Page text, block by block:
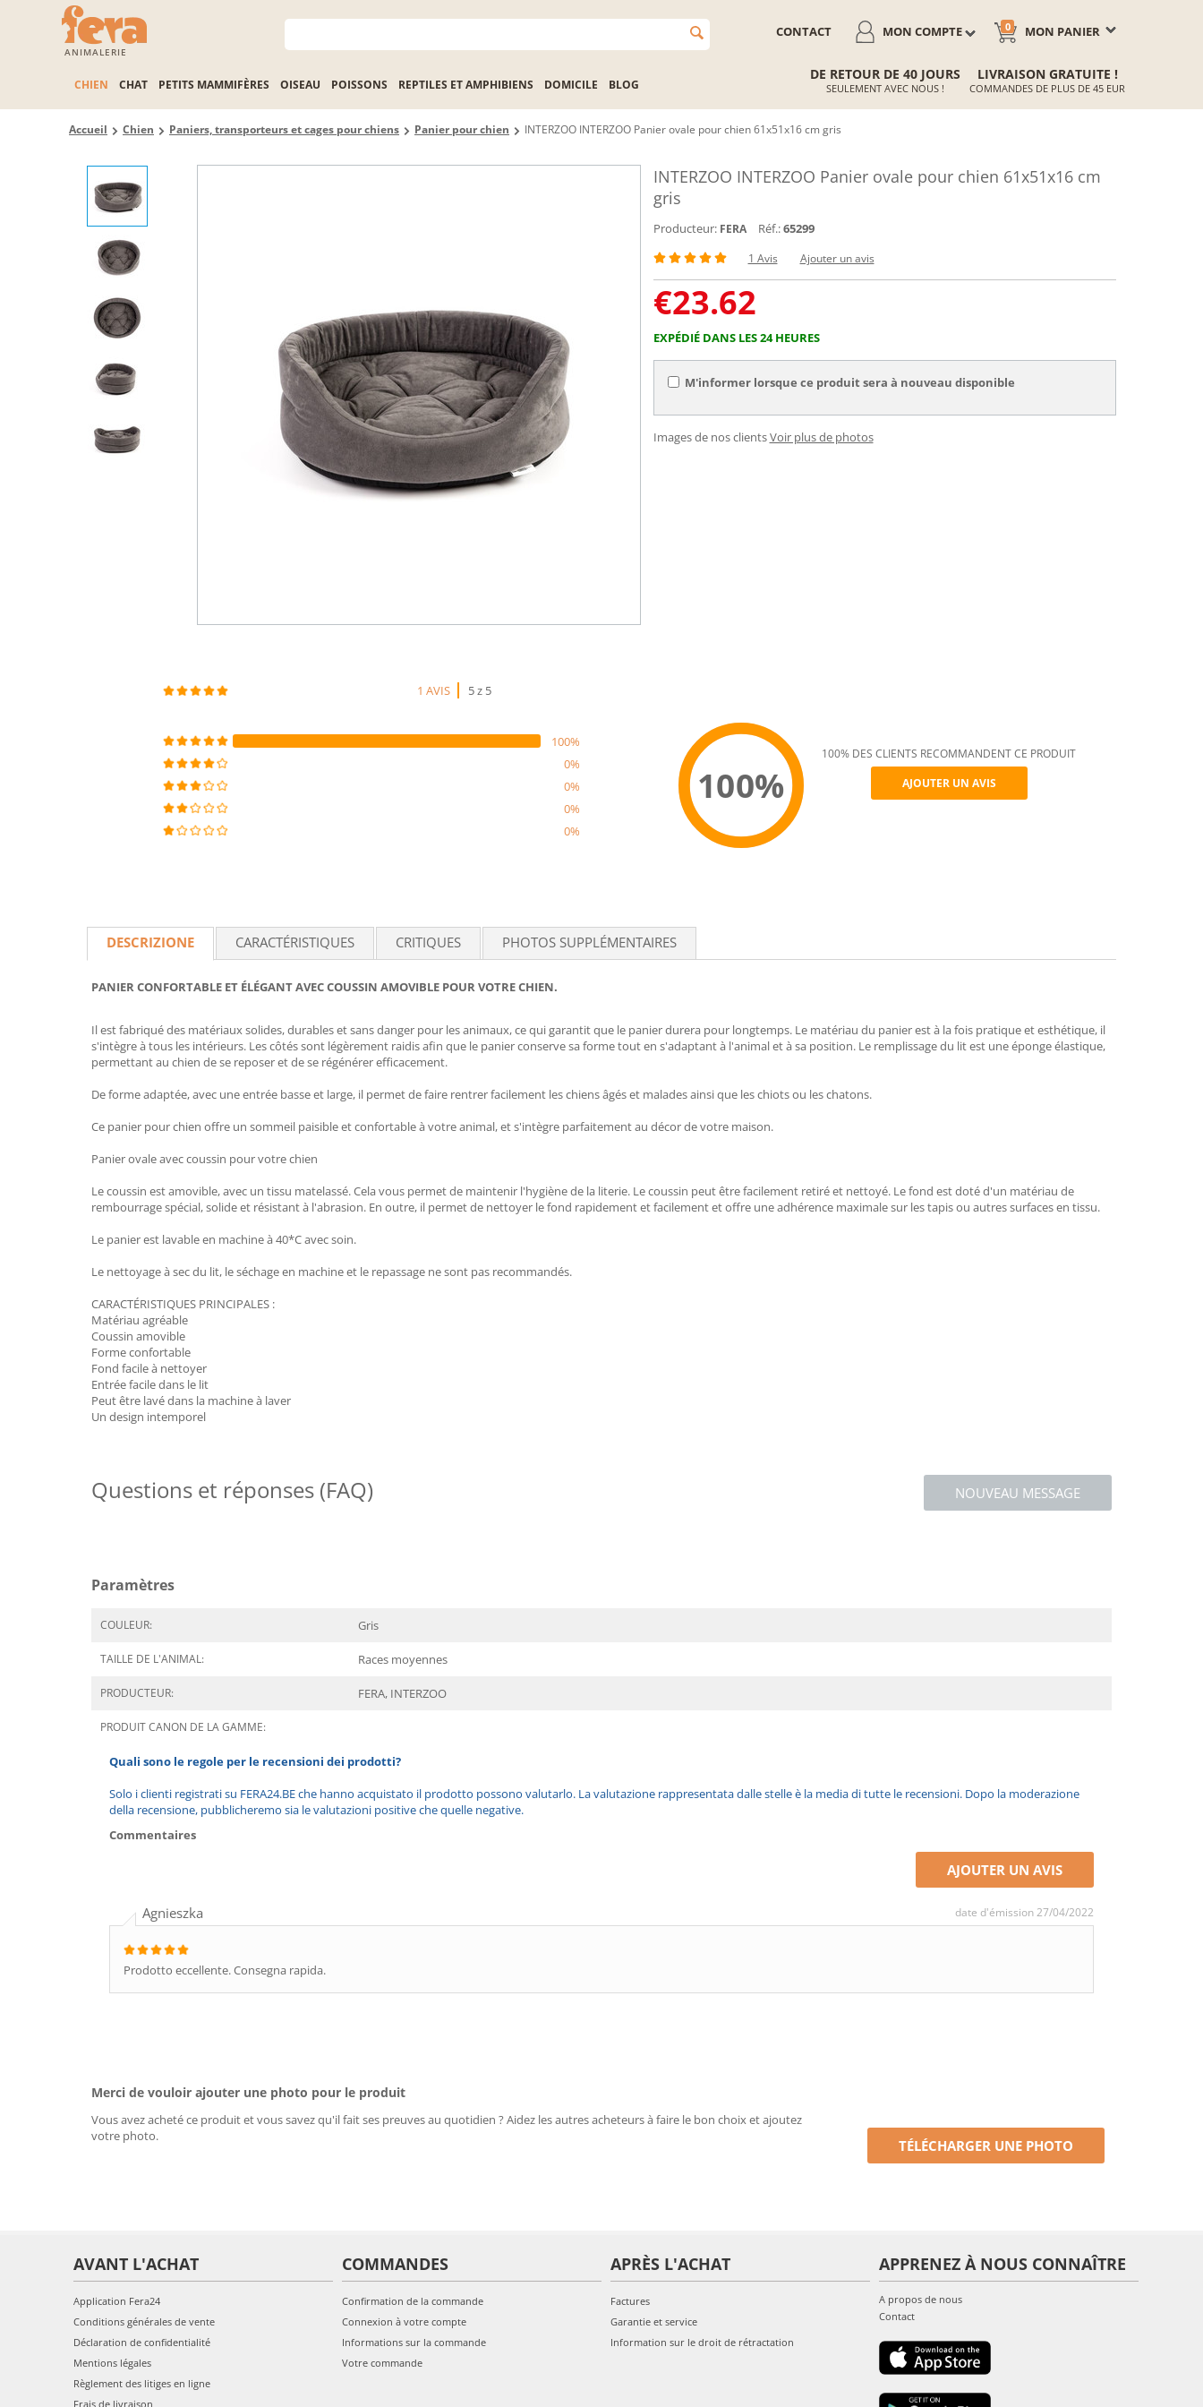
ANIMALERIE
MON PANIER
0
MON COMPTE
CONTACT
CHIEN CHAT PETITS MAMMIFÈRES OISEAU POISSONS REPTILES ET AMPHIBIENS DOMICILE BLOG
DE RETOUR DE 40 JOURS
SEULEMENT AVEC NOUS !
LIVRAISON GRATUITE !
COMMANDES DE PLUS DE 45 EUR
Accueil Chien Paniers, transporteurs et cages pour chiens Panier pour chien INTERZOO INTERZOO Panier ovale pour chien 61x51x16 cm gris
INTERZOO INTERZOO Panier ovale pour chien 61x51x16 cm
gris
Producteur: FERA Réf.:65299
1 Avis Ajouter un avis
€23.62
EXPÉDIÉ DANS LES 24 HEURES
M'informer lorsque ce produit sera à nouveau disponible
Images de nos clientsVoir plus de photos
1 AVIS 5 z 5
100%
0%
0%
0%
0%
100%
Recommend
100% DES CLIENTS RECOMMANDENT CE PRODUIT
AJOUTER UN AVIS
DESCRIZIONE CARACTÉRISTIQUES CRITIQUES PHOTOS SUPPLÉMENTAIRES
PANIER CONFORTABLE ET ÉLÉGANT AVEC COUSSIN AMOVIBLE POUR VOTRE CHIEN.
Il est fabriqué des matériaux solides, durables et sans danger pour les animaux, ce qui garantit que le panier durera pour longtemps. Le matériau du panier est à la fois pratique et esthétique, il
s'intègre à tous les intérieurs. Les côtés sont légèrement raidis afin que le panier conserve sa forme tout en s'adaptant à l'animal et à sa position. Le remplissage du lit est une éponge élastique,
permettant au chien de se reposer et de se régénérer efficacement.
De forme adaptée, avec une entrée basse et large, il permet de faire rentrer facilement les chiens âgés et malades ainsi que les chiots ou les chatons.
Ce panier pour chien offre un sommeil paisible et confortable à votre animal, et s'intègre parfaitement au décor de votre maison.
Panier ovale avec coussin pour votre chien
Le coussin est amovible, avec un tissu matelassé. Cela vous permet de maintenir l'hygiène de la literie. Le coussin peut être facilement retiré et nettoyé. Le fond est doté d'un matériau de
rembourrage spécial, solide et résistant à l'abrasion. En outre, il permet de nettoyer le fond rapidement et facilement et offre une adhérence maximale sur les tapis ou autres surfaces en tissu.
Le panier est lavable en machine à 40*C avec soin.
Le nettoyage à sec du lit, le séchage en machine et le repassage ne sont pas recommandés.
CARACTÉRISTIQUES PRINCIPALES :
Matériau agréable
Coussin amovible
Forme confortable
Fond facile à nettoyer
Entrée facile dans le lit
Peut être lavé dans la machine à laver
Un design intemporel
NOUVEAU MESSAGE
Questions et réponses (FAQ)
Paramètres
COULEUR: Gris
TAILLE DE L'ANIMAL: Races moyennes
PRODUCTEUR: FERA, INTERZOO
PRODUIT CANON DE LA GAMME:
Quali sono le regole per le recensioni dei prodotti?
Solo i clienti registrati su FERA24.BE che hanno acquistato il prodotto possono valutarlo. La valutazione rappresentata dalle stelle è la media di tutte le recensioni. Dopo la moderazione
della recensione, pubblicheremo sia le valutazioni positive che quelle negative.
Commentaires
AJOUTER UN AVIS
Agnieszka date d'émission 27/04/2022
Prodotto eccellente. Consegna rapida.
Merci de vouloir ajouter une photo pour le produit
Vous avez acheté ce produit et vous savez qu'il fait ses preuves au quotidien ? Aidez les autres acheteurs à faire le bon choix et ajoutez
votre photo.
TÉLÉCHARGER UNE PHOTO
AVANT L'ACHAT
Application Fera24
Conditions générales de vente
Déclaration de confidentialité
Mentions légales
Règlement des litiges en ligne
Frais de livraison
COMMANDES
Confirmation de la commande
Connexion à votre compte
Informations sur la commande
Votre commande
APRÈS L'ACHAT
Factures
Garantie et service
Information sur le droit de rétractation
APPRENEZ À NOUS CONNAÎTRE
A propos de nous
Contact